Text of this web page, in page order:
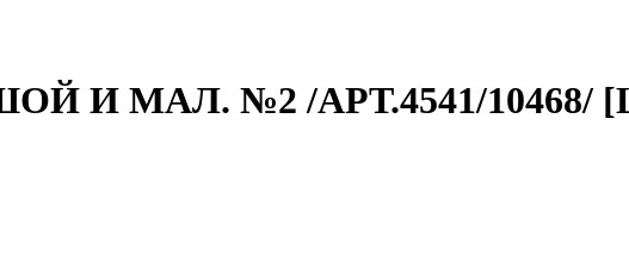
И МАЛ. №2 /АРТ.4541/10468/